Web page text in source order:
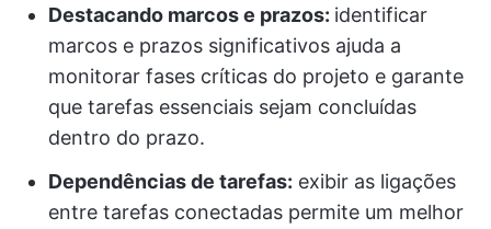
Destacando marcos e prazos: identificar
marcos e prazos significativos ajuda a
monitorar fases críticas do projeto e garante
que tarefas essenciais sejam concluídas
dentro do prazo.
Dependências de tarefas: exibir as ligações
entre tarefas conectadas permite um melhor